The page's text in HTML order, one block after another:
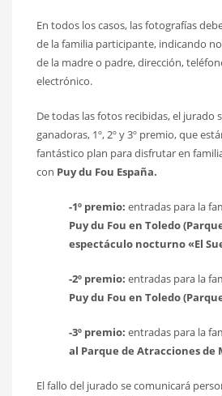
En todos los casos, las fotografías
de la familia participante, indicando
de la madre o padre, dirección,
electrónico.
De todas las fotos recibidas, el jurado
ganadoras, 1º, 2º y 3º premio, que
fantástico plan para disfrutar en
con Puy du Fou España.
-1º premio: entradas para la
Puy du Fou en Toledo
espectáculo nocturno «El
-2º premio: entradas para la
Puy du Fou en Toledo
-3º premio: entradas para la
al Parque de Atracciones de
El fallo del jurado se comunicará